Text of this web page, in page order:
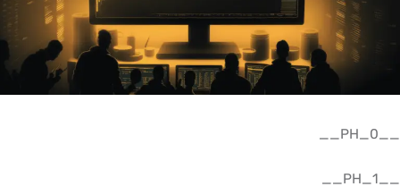
__PH_0__
__PH_1__